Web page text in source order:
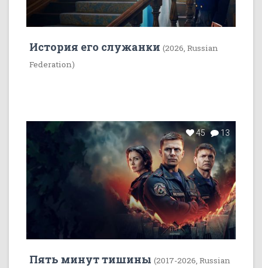
История его служанки (2026, Russian
Federation)
45 13
Пять минут тишины (2017-2026, Russian